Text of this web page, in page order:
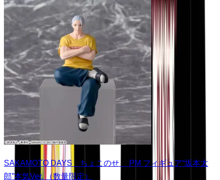
SAKAMOTO DAYS ちょこのせ PM フィギュア“坂本太
郎”本気Ver. （数量限定）